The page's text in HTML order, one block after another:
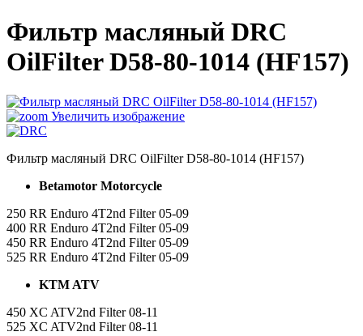
Фильтр масляный DRC
OilFilter D58-80-1014 (HF157)
Увеличить изображение
Фильтр масляный DRC OilFilter D58-80-1014 (HF157)
Betamotor Motorcycle
250 RR Enduro 4T2nd Filter 05-09
400 RR Enduro 4T2nd Filter 05-09
450 RR Enduro 4T2nd Filter 05-09
525 RR Enduro 4T2nd Filter 05-09
KTM ATV
450 XC ATV2nd Filter 08-11
525 XC ATV2nd Filter 08-11